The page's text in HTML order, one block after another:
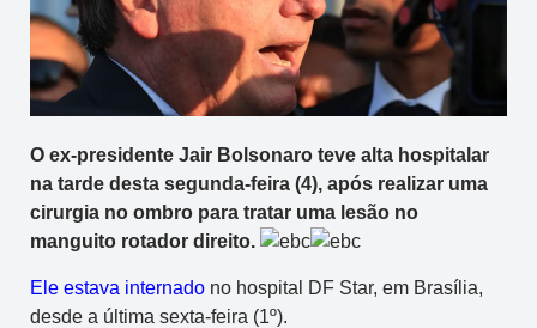
O ex-presidente Jair Bolsonaro teve alta hospitalar
na tarde desta segunda-feira (4), após realizar uma
cirurgia no ombro para tratar uma lesão no
manguito rotador direito.
Ele estava internado no hospital DF Star, em Brasília,
desde a última sexta-feira (1º).